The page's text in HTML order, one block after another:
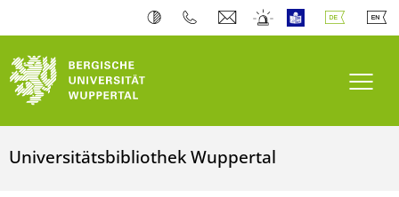
Universitätsbibliothek Wuppertal